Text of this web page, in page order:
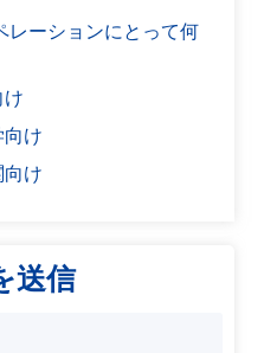
レーションにとって何
け
け
送信